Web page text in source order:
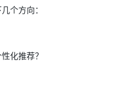
个方向：
化推荐？